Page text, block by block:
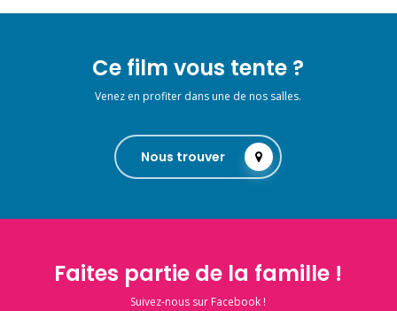
Ce film vous tente ?
Venez en profiter dans une de nos salles.
Nous trouver
Faites partie de la famille !
Suivez-nous sur Facebook !